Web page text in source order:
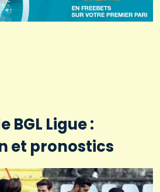
BGL Ligue :
et pronostics